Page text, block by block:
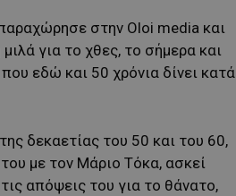
στην Oloi media και
για το χθες, το σήμερα και
εδώ και 50 χρόνια δίνει κατά
δεκαετίας του 50 και του 60,
με τον Μάριο Τόκα, ασκεί
απόψεις του για το θάνατο,